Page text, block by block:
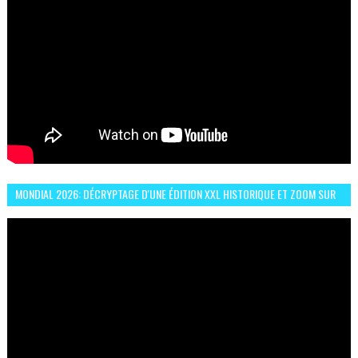
MONDIAL 2026: DÉCRYPTAGE D'UNE ÉDITION XXL HISTORIQUE ET ZOOM SUR